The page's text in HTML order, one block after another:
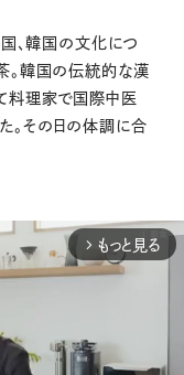
、韓国の文化につ
。韓国の伝統的な漢
料理家で国際中医
。その日の体調に合
arrow_forward_ios もっと見る